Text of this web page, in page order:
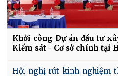
Khởi công Dự án đầu tư
Kiểm sát - Cơ sở chính tại
Hội nghị rút kinh nghiệm